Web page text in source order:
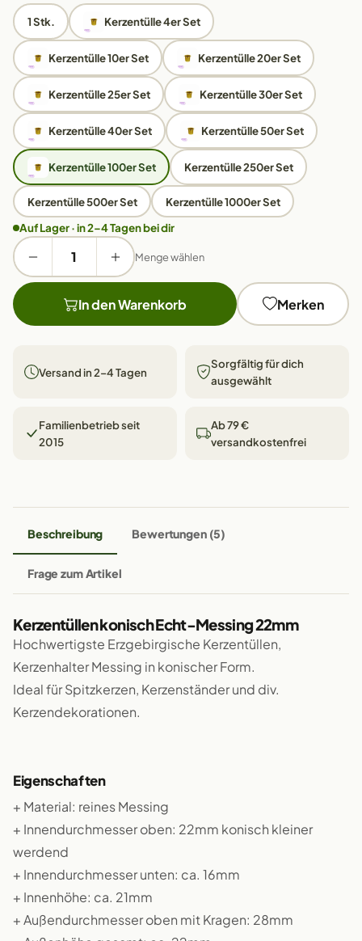
1 Stk. Kerzentülle 4er Set
Kerzentülle 10er Set Kerzentülle 20er Set
Kerzentülle 25er Set Kerzentülle 30er Set
Kerzentülle 40er Set Kerzentülle 50er Set
Kerzentülle 100er Set Kerzentülle 250er Set
Kerzentülle 500er Set
Kerzentülle 1000er Set
Auf Lager · in 2–4 Tagen bei dir
Menge wählen
In den Warenkorb Merken
Versand in 2–4 Tagen
Sorgfältig für dich
ausgewählt
Familienbetrieb seit
2015
Ab 79 €
versandkostenfrei
Beschreibung Bewertungen (5)
Frage zum Artikel
Kerzentüllen konisch Echt-Messing 22mm
Hochwertigste Erzgebirgische Kerzentüllen,
Kerzenhalter Messing in konischer Form.
Ideal für Spitzkerzen, Kerzenständer und div.
Kerzendekorationen.
Eigenschaften
+ Material: reines Messing
+ Innendurchmesser oben: 22mm konisch kleiner
werdend
+ Innendurchmesser unten: ca. 16mm
+ Innenhöhe: ca. 21mm
+ Außendurchmesser oben mit Kragen: 28mm